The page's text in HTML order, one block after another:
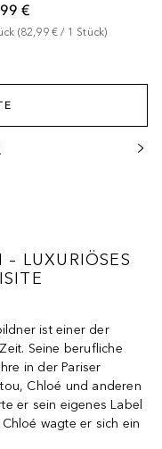
€
(82,99 € / 1 Stück)
– LUXURIÖSES
ist einer der
Seine berufliche
in der Pariser
Chloé und anderen
er sein eigenes Label
wagte er sich ein